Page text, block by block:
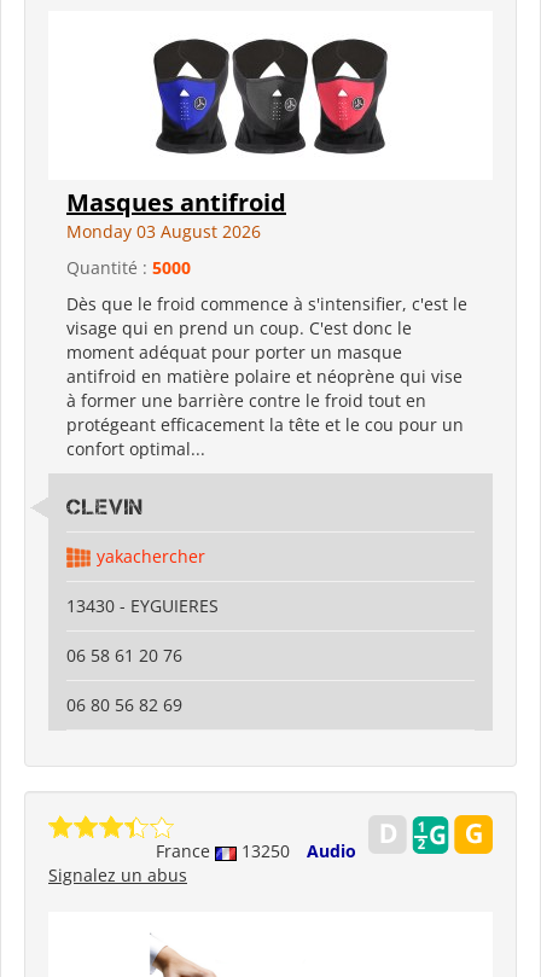
Masques antifroid
Monday 03 August 2026
Quantité : 5000
Dès que le froid commence à s'intensifier, c'est le
visage qui en prend un coup. C'est donc le
moment adéquat pour porter un masque
antifroid en matière polaire et néoprène qui vise
à former une barrière contre le froid tout en
protégeant efficacement la tête et le cou pour un
confort optimal...
CLEVIN
yakachercher
13430 - EYGUIERES
06 58 61 20 76
06 80 56 82 69
France 13250
Audio
Signalez un abus